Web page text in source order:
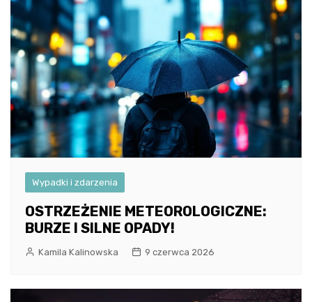
Wypadki i zdarzenia
OSTRZEŻENIE METEOROLOGICZNE:
BURZE I SILNE OPADY!
Kamila Kalinowska 9 czerwca 2026